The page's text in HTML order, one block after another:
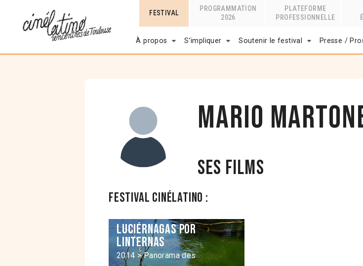
FESTIVAL
PROGRAMMATION
2026
PLATEFORME
PROFESSIONNELLE
À propos S’impliquer Soutenir le festival Presse /
Mario
Ses films
Festival Cinélatino :
Luciérnagas por
linternas
2014 > Panorama des